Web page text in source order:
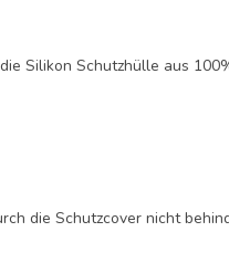
Silikon Schutzhülle aus
die Schutzcover nicht